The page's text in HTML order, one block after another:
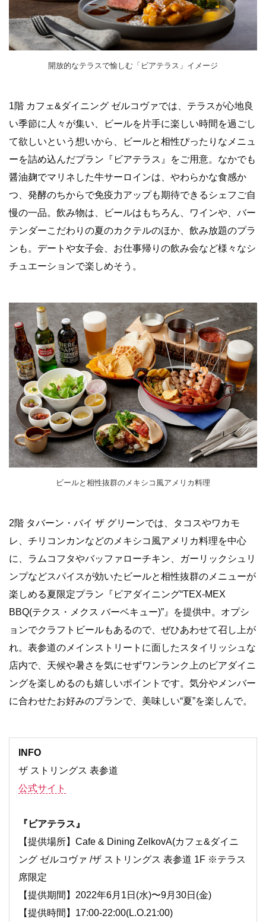
開放的なテラスで愉しむ「ビアテラス」イメージ
1階 カフェ&ダイニング ゼルコヴァでは、テラスが心地良
い季節に人々が集い、ビールを片手に楽しい時間を過ごし
て欲しいという想いから、ビールと相性ぴったりなメニュ
ーを詰め込んだプラン『ビアテラス』をご用意。なかでも
醤油麹でマリネした牛サーロインは、やわらかな食感か
つ、発酵のちからで免疫力アップも期待できるシェフご自
慢の一品。飲み物は、ビールはもちろん、ワインや、バー
テンダーこだわりの夏のカクテルのほか、飲み放題のプラ
ンも。デートや女子会、お仕事帰りの飲み会など様々なシ
チュエーションで楽しめそう。
ビールと相性抜群のメキシコ風アメリカ料理
2階 タバーン・バイ ザ グリーンでは、タコスやワカモ
レ、チリコンカンなどのメキシコ風アメリカ料理を中心
に、ラムコフタやバッファローチキン、ガーリックシュリ
ンプなどスパイスが効いたビールと相性抜群のメニューが
楽しめる夏限定プラン『ビアダイニング“TEX-MEX
BBQ(テクス・メクス バーベキュー)”』を提供中。オプシ
ョンでクラフトビールもあるので、ぜひあわせて召し上が
れ。表参道のメインストリートに面したスタイリッシュな
店内で、天候や暑さを気にせずワンランク上のビアダイニ
ングを楽しめるのも嬉しいポイントです。気分やメンバー
に合わせたお好みのプランで、美味しい“夏”を楽しんで。
INFO
ザ ストリングス 表参道
公式サイト
『ビアテラス』
【提供場所】Cafe & Dining ZelkovA(カフェ&ダイニ
ング ゼルコヴァ /ザ ストリングス 表参道 1F ※テラス
席限定
【提供期間】2022年6月1日(水)〜9月30日(金)
【提供時間】17:00-22:00(L.O.21:00)